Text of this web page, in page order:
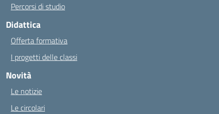
Percorsi di studio
Didattica
Offerta formativa
I progetti delle classi
Novità
Le notizie
Le circolari